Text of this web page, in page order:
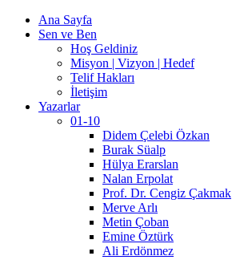
Ana Sayfa
Sen ve Ben
Hoş Geldiniz
Misyon | Vizyon | Hedef
Telif Hakları
İletişim
Yazarlar
01-10
Didem Çelebi Özkan
Burak Süalp
Hülya Erarslan
Nalan Erpolat
Prof. Dr. Cengiz Çakmak
Merve Arlı
Metin Çoban
Emine Öztürk
Ali Erdönmez